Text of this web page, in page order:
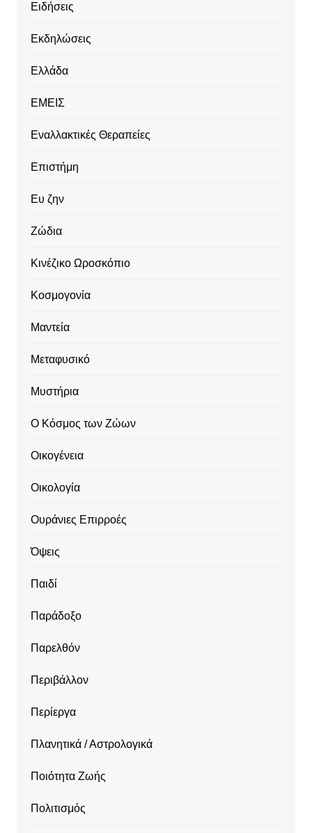
Ειδήσεις
Εκδηλώσεις
Ελλάδα
ΕΜΕΙΣ
Εναλλακτικές Θεραπείες
Επιστήμη
Ευ ζην
Ζώδια
Κινέζικο Ωροσκόπιο
Κοσμογονία
Μαντεία
Μεταφυσικό
Μυστήρια
Ο Κόσμος των Ζώων
Οικογένεια
Οικολογία
Ουράνιες Επιρροές
Όψεις
Παιδί
Παράδοξο
Παρελθόν
Περιβάλλον
Περίεργα
Πλανητικά / Αστρολογικά
Ποιότητα Ζωής
Πολιτισμός